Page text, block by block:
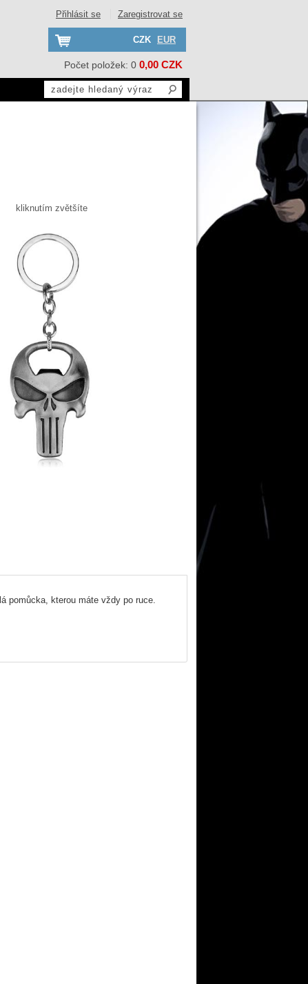
Počet položek: 0 0,00 CZK
CZK EUR
Přihlásit se Zaregistrovat se
kliknutím zvětšíte
kterou máte vždy po ruce.